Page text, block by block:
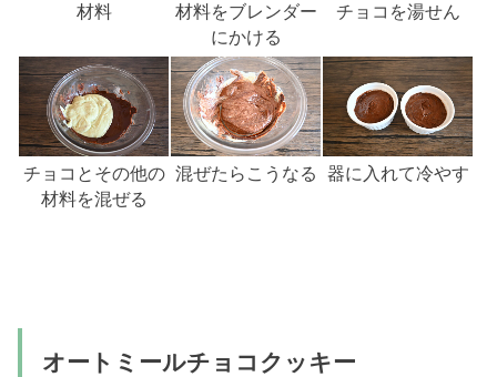
材料
材料をブレンダー
にかける
チョコを湯せん
チョコとその他の
材料を混ぜる
混ぜたらこうなる 器に入れて冷やす
オートミールチョコクッキー